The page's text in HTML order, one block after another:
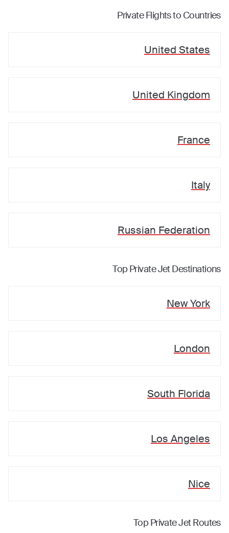
Private Flights to Countries
United States
United Kingdom
France
Italy
Russian Federation
Top Private Jet Destinations
New York
London
South Florida
Los Angeles
Nice
Top Private Jet Routes